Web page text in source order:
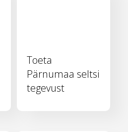
Toeta
Pärnumaa seltsi
tegevust